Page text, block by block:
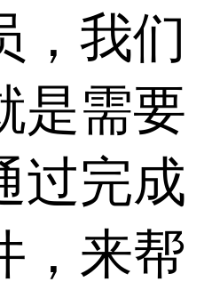
，我们
是需要
过完成
，来帮